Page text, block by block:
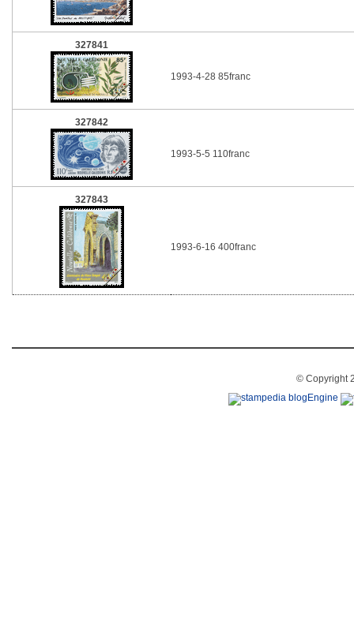
327841
1993-4-28 85franc
327842
1993-5-5 110franc
327843
1993-6-16 400franc
© Copyright